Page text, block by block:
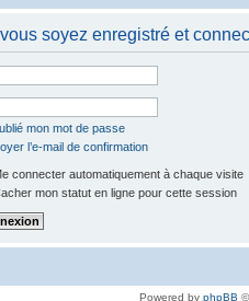
soyez enregistré et
mon mot de passe
l’e-mail de confirmation
connecter automatiquement à chaque visite
mon statut en ligne pour cette session
Powered by phpBB